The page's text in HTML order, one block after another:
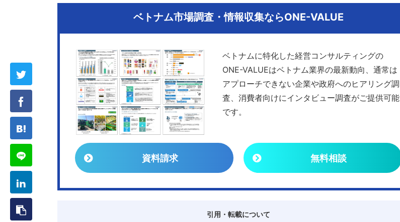
ベトナム市場調査・情報収集ならONE-VALUE
ベトナムに特化した経営コンサルティングの
ONE-VALUEはベトナム業界の最新動向、通常は
アプローチできない企業や政府へのヒアリング調
査、消費者向けにインタビュー調査がご提供可能
です。
資料請求 無料相談
引用・転載について